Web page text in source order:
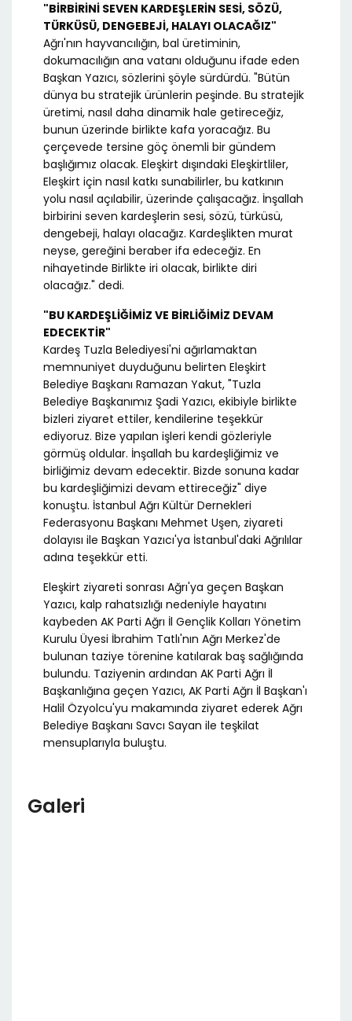
"BİRBİRİNİ SEVEN KARDEŞLERİN SESİ, SÖZÜ,
TÜRKÜSÜ, DENGEBEJİ, HALAYI OLACAĞIZ"
Ağrı'nın hayvancılığın, bal üretiminin,
dokumacılığın ana vatanı olduğunu ifade eden
Başkan Yazıcı, sözlerini şöyle sürdürdü. "Bütün
dünya bu stratejik ürünlerin peşinde. Bu stratejik
üretimi, nasıl daha dinamik hale getireceğiz,
bunun üzerinde birlikte kafa yoracağız. Bu
çerçevede tersine göç önemli bir gündem
başlığımız olacak. Eleşkirt dışındaki Eleşkirtliler,
Eleşkirt için nasıl katkı sunabilirler, bu katkının
yolu nasıl açılabilir, üzerinde çalışacağız. İnşallah
birbirini seven kardeşlerin sesi, sözü, türküsü,
dengebeji, halayı olacağız. Kardeşlikten murat
neyse, gereğini beraber ifa edeceğiz. En
nihayetinde Birlikte iri olacak, birlikte diri
olacağız." dedi.
"BU KARDEŞLİĞİMİZ VE BİRLİĞİMİZ DEVAM
EDECEKTİR"
Kardeş Tuzla Belediyesi'ni ağırlamaktan
memnuniyet duyduğunu belirten Eleşkirt
Belediye Başkanı Ramazan Yakut, "Tuzla
Belediye Başkanımız Şadi Yazıcı, ekibiyle birlikte
bizleri ziyaret ettiler, kendilerine teşekkür
ediyoruz. Bize yapılan işleri kendi gözleriyle
görmüş oldular. İnşallah bu kardeşliğimiz ve
birliğimiz devam edecektir. Bizde sonuna kadar
bu kardeşliğimizi devam ettireceğiz" diye
konuştu. İstanbul Ağrı Kültür Dernekleri
Federasyonu Başkanı Mehmet Uşen, ziyareti
dolayısı ile Başkan Yazıcı'ya İstanbul'daki Ağrılılar
adına teşekkür etti.
Eleşkirt ziyareti sonrası Ağrı'ya geçen Başkan
Yazıcı, kalp rahatsızlığı nedeniyle hayatını
kaybeden AK Parti Ağrı İl Gençlik Kolları Yönetim
Kurulu Üyesi İbrahim Tatlı'nın Ağrı Merkez'de
bulunan taziye törenine katılarak baş sağlığında
bulundu. Taziyenin ardından AK Parti Ağrı İl
Başkanlığına geçen Yazıcı, AK Parti Ağrı İl Başkan'ı
Halil Özyolcu'yu makamında ziyaret ederek Ağrı
Belediye Başkanı Savcı Sayan ile teşkilat
mensuplarıyla buluştu.
Galeri